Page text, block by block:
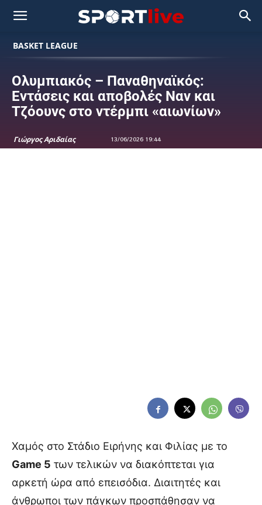
BASKET LEAGUE
Ολυμπιακός – Παναθηναϊκός:
Εντάσεις και αποβολές Ναν και
Τζόουνς στο ντέρμπι «αιωνίων»
Γιώργος Αριδαίας 13/06/2026 19:44
Χαμός στο Στάδιο Ειρήνης και Φιλίας με το
Game 5 των τελικών να διακόπτεται για
αρκετή ώρα από επεισόδια. Διαιτητές και
άνθρωποι των πάγκων προσπάθησαν να